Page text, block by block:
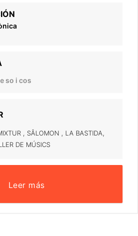
so i cos
, SÂLOMON , LA BASTIDA,
DE MÚSICS
Leer más